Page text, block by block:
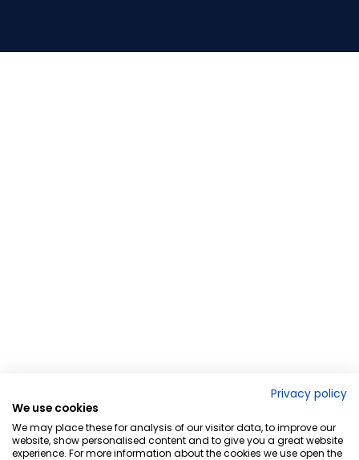
Privacy policy
We use cookies
We may place these for analysis of our visitor data, to improve our
website, show personalised content and to give you a great website
experience. For more information about the cookies we use open the